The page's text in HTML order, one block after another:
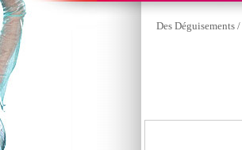
Des Déguisements /